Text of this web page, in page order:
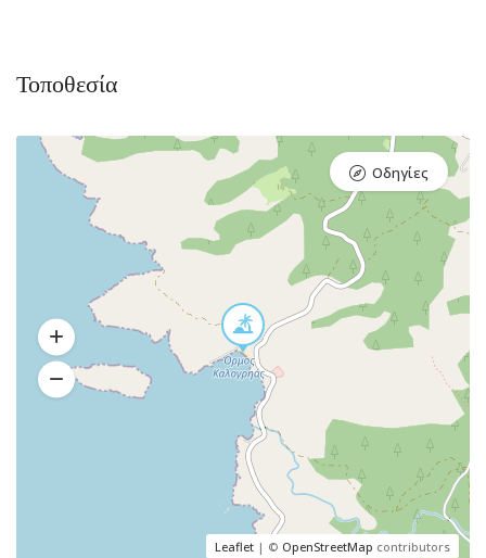
Τοποθεσία
Leaflet | © OpenStreetMap contributors
Οδηγίες